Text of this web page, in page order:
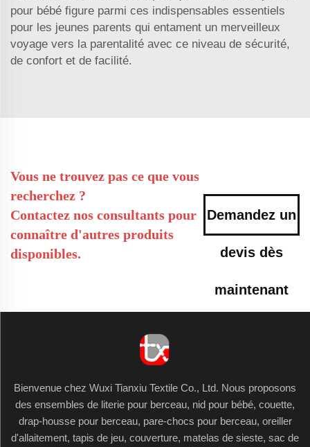
pour bébé figure parmi ces indispensables essentiels
pour les jeunes parents qui entament un merveilleux
voyage vers la parentalité avec ce niveau de sécurité,
de confort et de facilité.
Vous ne trouvez pas ce que vous
recherchez ?
Contactez nos consultants pour
connaître d'autres produits
disponibles.
Demandez un
devis dès
maintenant
Bienvenue chez Wuxi Tianxiu Textile Co., Ltd. Nous proposons
des ensembles de literie pour berceau, nid pour bébé, couette,
drap-housse pour berceau, pare-chocs pour berceau, oreiller
d'allaitement, tapis de jeu, couverture, matelas de sieste, sac de